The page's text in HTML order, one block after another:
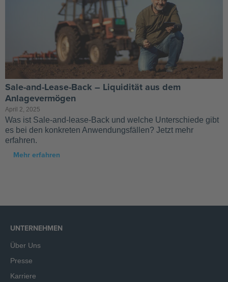
Sale-and-Lease-Back – Liquidität aus dem
Anlagevermögen
April 2, 2025
Was ist Sale-and-lease-Back und welche Unterschiede gibt
es bei den konkreten Anwendungsfällen? Jetzt mehr
erfahren.
Mehr erfahren
UNTERNEHMEN
Über Uns
Presse
Karriere